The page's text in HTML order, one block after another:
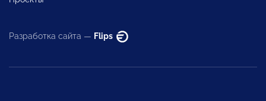
Разработка сайта — Flips